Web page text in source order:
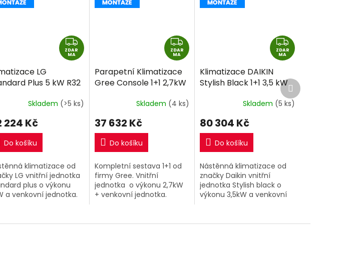
Z
D
R
M
A
ZDAR
MA
LG
Plus 5 kW R32
Skladem (>5 ks)
224 Kč
Do košíku
klimatizace od
LG vnitřní jednotka
plus o výkonu
a venkovní jednotka.
Z
D
R
M
A
ZDAR
MA
Parapetní Klimatizace
Gree Console 1+1 2,7kW
Skladem (4 ks)
37 632 Kč
Do košíku
Kompletní sestava 1+1 od
firmy Gree. Vnitřní
jednotka o výkonu 2,7kW
+ venkovní jednotka.
Z
D
R
M
A
ZDAR
MA
Klimatizace DAIKIN
Stylish Black 1+1 3,5 kW
R32 včetně montáže
Skladem (5 ks)
80 304 Kč
Do košíku
Nástěnná klimatizace od
značky Daikin vnitřní
jednotka Stylish black o
výkonu 3,5kW a venkovní
Další
produkt